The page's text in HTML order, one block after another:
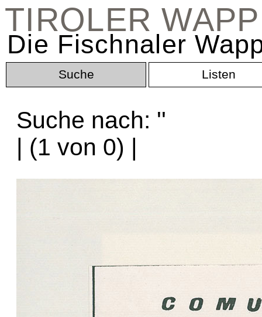
TIROLER
Die Fischnaler
Suche Listen
Suche nach: ''
| (1 von 0) |